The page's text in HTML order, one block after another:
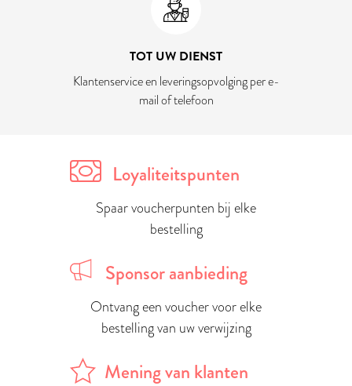
TOT UW DIENST
Klantenservice en leveringsopvolging per e-
mail of telefoon
Loyaliteitspunten
Spaar voucherpunten bij elke
bestelling
Sponsor aanbieding
Ontvang een voucher voor elke
bestelling van uw verwijzing
Mening van klanten